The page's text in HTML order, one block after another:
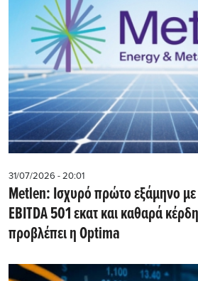
31/07/2026 - 20:01
Metlen: Iσχυρό πρώτο εξάμηνο
EBITDA 501 εκατ και καθαρά
προβλέπει η Optima